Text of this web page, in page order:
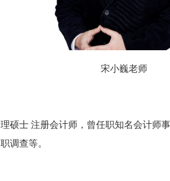
宋小巍老师
硕士 注册会计师，曾任职知名会计师
调查等。